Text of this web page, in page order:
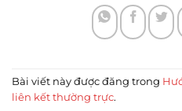
Bài viết này được đăng trong
liên kết thường trực.